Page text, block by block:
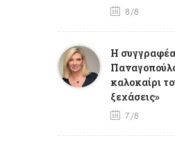
8/8
Η
καλοκαίρι
ξεχάσεις»
7/8